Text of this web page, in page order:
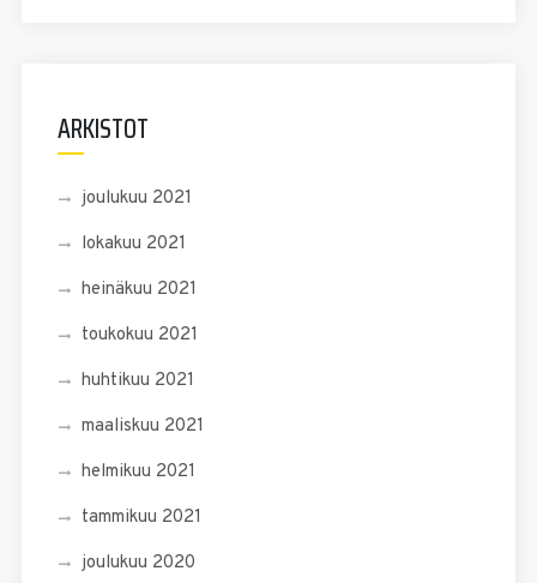
ARKISTOT
joulukuu 2021
lokakuu 2021
heinäkuu 2021
toukokuu 2021
huhtikuu 2021
maaliskuu 2021
helmikuu 2021
tammikuu 2021
joulukuu 2020